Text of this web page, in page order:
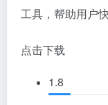
工具，帮助用户
点击下载
1.8